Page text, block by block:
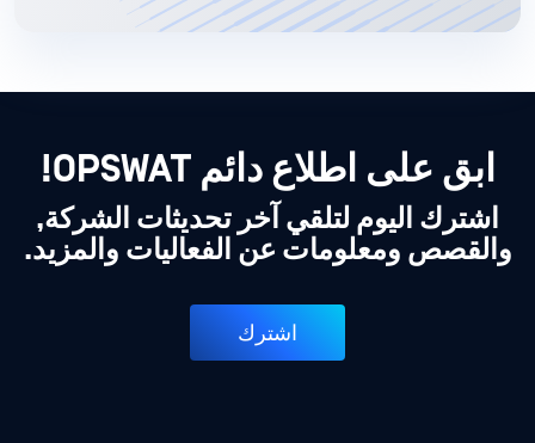
ابق على اطلاع دائم OPSWAT!
اشترك اليوم لتلقي آخر تحديثات الشركة,
والقصص ومعلومات عن الفعاليات والمزيد.
اشترك